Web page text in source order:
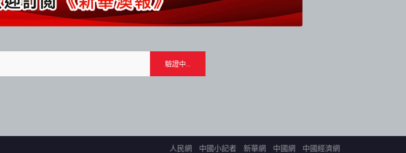
人民網 中國小記者 新華網 中國網 中國經濟網